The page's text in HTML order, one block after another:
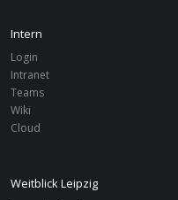
Intern
Login
Intranet
Teams
Wiki
Cloud
Weitblick Leipzig